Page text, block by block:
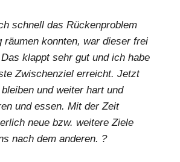
schnell das Rückenproblem
räumen konnten, war dieser frei
klappt sehr gut und ich habe
Zwischenziel erreicht. Jetzt
und weiter hart und
und essen. Mit der Zeit
neue bzw. weitere Ziele
nach dem anderen. ?